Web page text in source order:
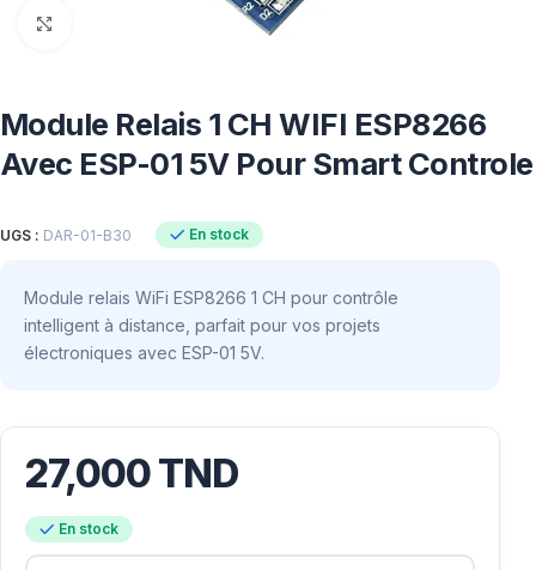
Module Relais 1 CH WIFI ESP8266
Avec ESP-01 5V Pour Smart Controle
UGS : DAR-01-B30 En stock
Module relais WiFi ESP8266 1 CH pour contrôle
intelligent à distance, parfait pour vos projets
électroniques avec ESP-01 5V.
27,000TND
En stock